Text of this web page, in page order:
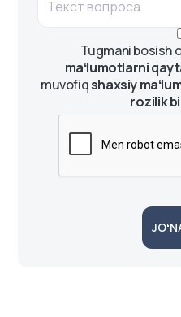
Круглосуточно
Kushbegi massiv,
Bankomat
Круглосуточно
toʻxtash joyi).
Bankomat
Foziltepa koʻchasi,
Tugmani bosish
maʻlumotlarni
muvofiqshaxsiy
rozilik